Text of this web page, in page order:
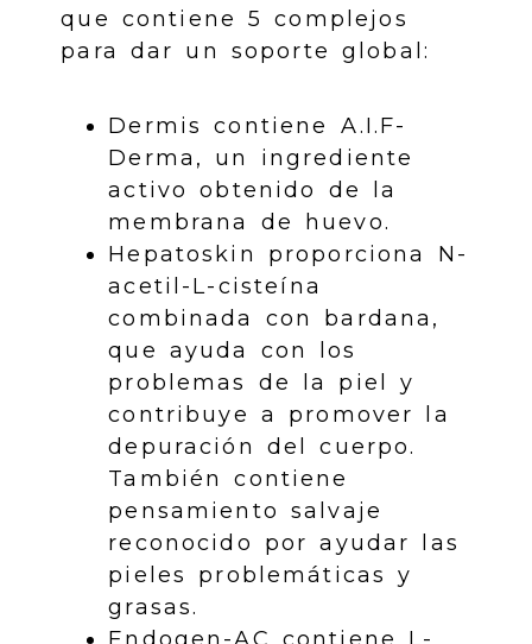
que contiene 5 complejos
para dar un soporte global:
Dermis contiene A.I.F-
Derma, un ingrediente
activo obtenido de la
membrana de huevo.
Hepatoskin proporciona N-
acetil-L-cisteína
combinada con bardana,
que ayuda con los
problemas de la piel y
contribuye a promover la
depuración del cuerpo.
También contiene
pensamiento salvaje
reconocido por ayudar las
pieles problemáticas y
grasas.